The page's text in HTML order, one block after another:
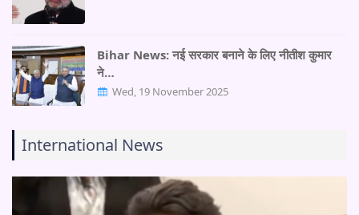
Bihar News: नई सरकार बनाने के लिए नीतीश कुमार
ने…
Wed, 19 November 2025
International News